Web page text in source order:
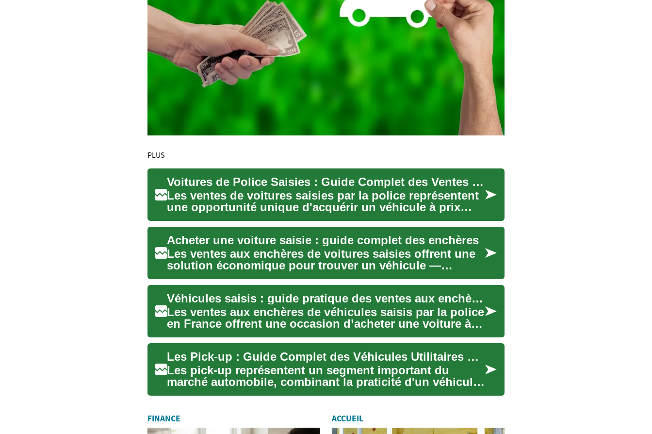
PLUS
Voitures de Police Saisies : Guide Complet des Ventes aux Enchères
Les ventes de voitures saisies par la police représentent
une opportunité unique d'acquérir un véhicule à prix
réduit...
Acheter une voiture saisie : guide complet des enchères
Les ventes aux enchères de voitures saisies offrent une
solution économique pour trouver un véhicule —
voitures parti...
Véhicules saisis : guide pratique des ventes aux enchères
Les ventes aux enchères de véhicules saisis par la police
en France offrent une occasion d’acheter une voiture à
prix...
Les Pick-up : Guide Complet des Véhicules Utilitaires Polyvalents
Les pick-up représentent un segment important du
marché automobile, combinant la praticité d'un véhicule
utilitaire a...
FINANCE ACCUEIL